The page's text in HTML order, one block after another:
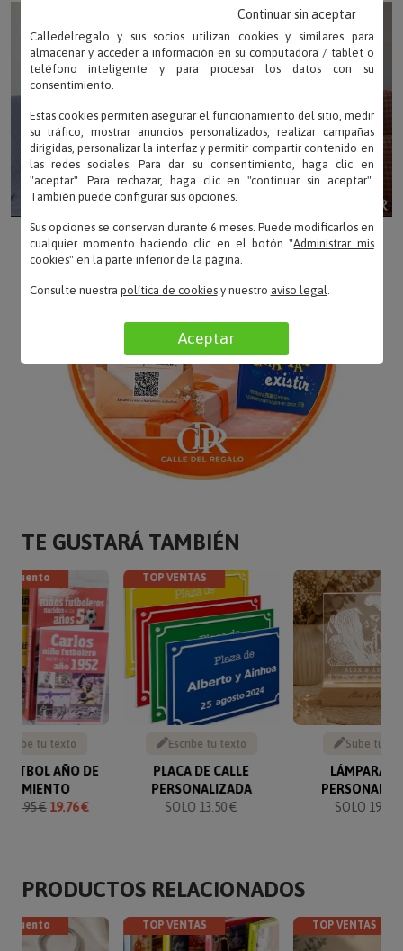
Título y Dedicatoria: Elige el título de la canción o
cámbialo por una frase vuestra (como "Escucha
nuestra canción. Te quiero, Claudia"). Además,
puedes añadir el nombre de quién lo regala como
artista de la pista.
Código Spotify Escaneable: Incluimos el código de
barras oficial de la canción que elijas para que
puedas reproducirla en cualquier momento con el
TE GUSTARÁ TAMBIÉN
tu texto
AÑO DE
21.95 €19.76 €
TOP VENTAS
Escribe tu texto
PLACA DE CALLE
PERSONALIZADA
SOLO 13.50 €
Sube tu
LÁMPARA
SOLO 19.95
PRODUCTOS RELACIONADOS
TOP VENTAS TOP VENTAS
Calledelregalo y sus socios utilizan cookies y similares para
almacenar y acceder a información en su computadora / tablet o
teléfono inteligente y para procesar los datos con su
consentimiento.
Estas cookies permiten asegurar el funcionamiento del sitio, medir
su tráfico, mostrar anuncios personalizados, realizar campañas
dirigidas, personalizar la interfaz y permitir compartir contenido en
las redes sociales. Para dar su consentimiento, haga clic en
"aceptar". Para rechazar, haga clic en "continuar sin aceptar".
También puede configurar sus opciones.
Sus opciones se conservan durante 6 meses. Puede modificarlos en
cualquier momento haciendo clic en el botón "Administrar mis
cookies" en la parte inferior de la página.
Consulte nuestra política de cookiesy nuestro aviso legal
Aceptar
Continuar sin aceptar